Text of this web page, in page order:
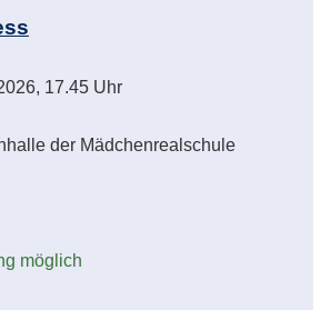
17.45 Uhr
der Mädchenrealschule
möglich